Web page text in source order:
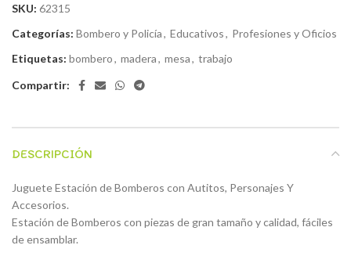
SKU: 62315
Categorías: Bombero y Policía, Educativos, Profesiones y Oficios
Etiquetas: bombero, madera, mesa, trabajo
Compartir:
DESCRIPCIÓN
Juguete Estación de Bomberos con Autitos, Personajes Y
Accesorios.
Estación de Bomberos con piezas de gran tamaño y calidad, fáciles
de ensamblar.